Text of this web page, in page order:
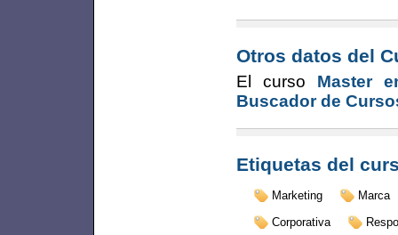
Otros datos del
El curso Master
Buscador de
Etiquetas del
Marketing
Marca
Corporativa